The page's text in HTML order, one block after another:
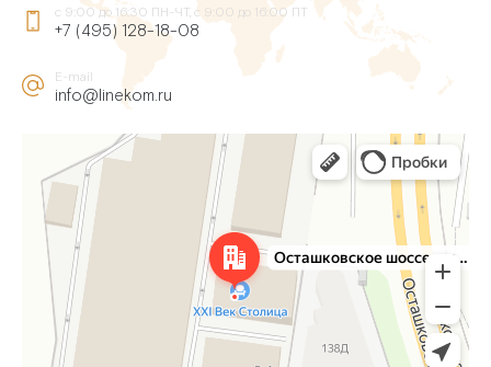
с 9:00 до 16:30 ПН-ЧТ, с 9:00 до 16:00 ПТ
+7 (495) 128-18-08
E-mail
info@linekom.ru